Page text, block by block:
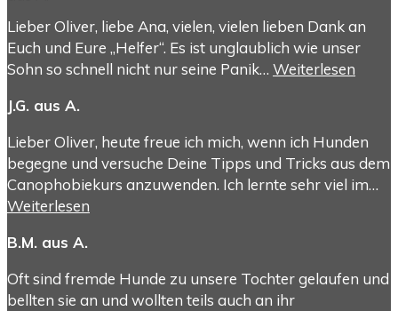
Lieber Oliver, liebe Ana, vielen, vielen lieben Dank an
Euch und Eure „Helfer“. Es ist unglaublich wie unser
Sohn so schnell nicht nur seine Panik… Weiterlesen
J.G. aus A.
Lieber Oliver, heute freue ich mich, wenn ich Hunden
begegne und versuche Deine Tipps und Tricks aus dem
Canophobiekurs anzuwenden. Ich lernte sehr viel im…
Weiterlesen
B.M. aus A.
Oft sind fremde Hunde zu unsere Tochter gelaufen und
bellten sie an und wollten teils auch an ihr